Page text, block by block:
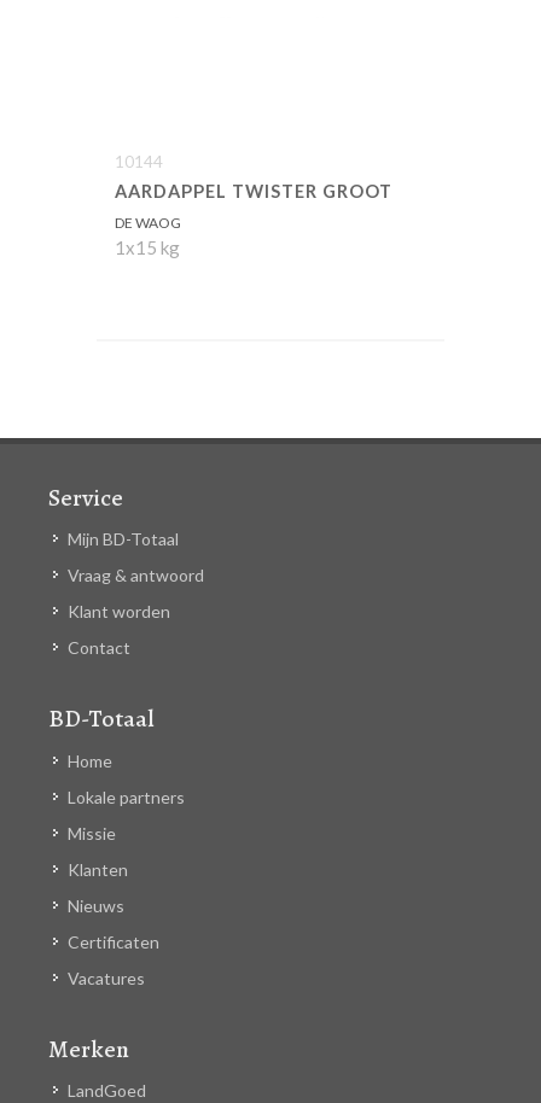
10144
AARDAPPEL TWISTER GROOT
DE WAOG
1x15 kg
Service
Mijn BD-Totaal
Vraag & antwoord
Klant worden
Contact
BD-Totaal
Home
Lokale partners
Missie
Klanten
Nieuws
Certificaten
Vacatures
Merken
LandGoed